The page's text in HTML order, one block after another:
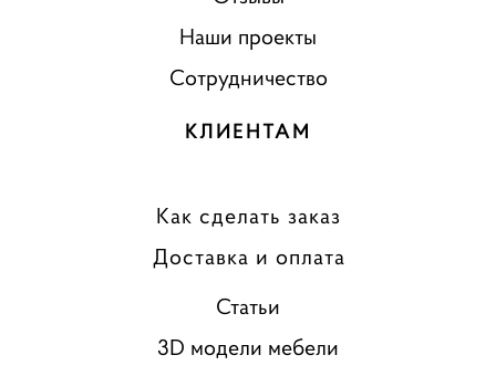
Наши проекты
Сотрудничество
КЛИЕНТАМ
Как сделать заказ
Доставка и оплата
Статьи
3D модели мебели